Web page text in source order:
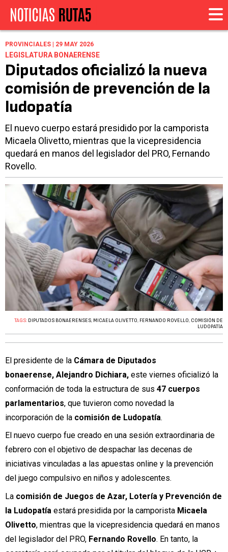
PROVINCIALES | 29 MAY 2026
LEGISLATURA BONAERENSE
Diputados oficializó la nueva
comisión de prevención de la
ludopatía
El nuevo cuerpo estará presidido por la camporista
Micaela Olivetto, mientras que la vicepresidencia
quedará en manos del legislador del PRO, Fernando
Rovello.
TAGS: DIPUTADOS BONAERENSES, MICAELA OLIVETTO, FERNANDO ROVELLO, COMISIÓN DE
LUDOPATÍA
El presidente de la Cámara de Diputados
bonaerense, Alejandro Dichiara, este viernes oficializó la
conformación de toda la estructura de sus 47 cuerpos
parlamentarios, que tuvieron como novedad la
incorporación de la comisión de Ludopatía.
El nuevo cuerpo fue creado en una sesión extraordinaria de
febrero con el objetivo de despachar las decenas de
iniciativas vinculadas a las apuestas online y la prevención
del juego compulsivo en niños y adolescentes.
La comisión de Juegos de Azar, Lotería y Prevención de
la Ludopatía estará presidida por la camporista Micaela
Olivetto, mientras que la vicepresidencia quedará en manos
del legislador del PRO, Fernando Rovello. En tanto, la